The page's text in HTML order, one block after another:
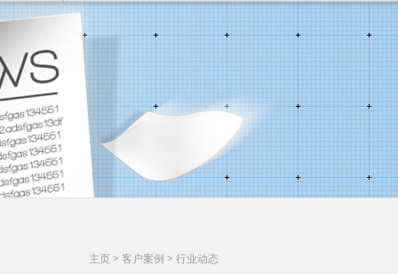
主页 > 客户案例 > 行业动态